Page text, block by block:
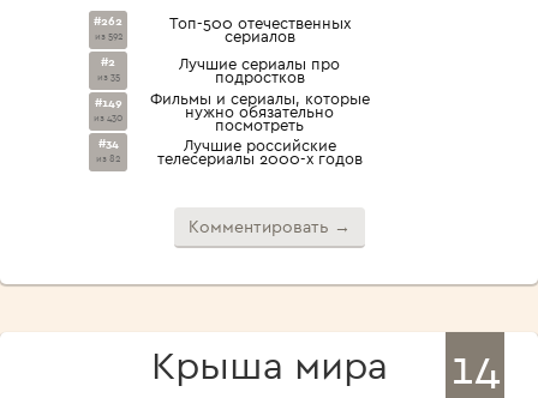
#262
из 592
Топ-500 отечественных
сериалов
#2
из 35
Лучшие сериалы про
подростков
#149
из 430
Фильмы и сериалы, которые
нужно обязательно
посмотреть
#34
из 82
Лучшие российские
телесериалы 2000-х годов
Комментировать →
14
Крыша мира